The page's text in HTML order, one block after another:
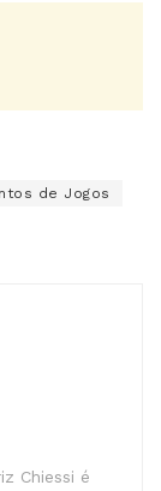
de Jogos
Chiessi é